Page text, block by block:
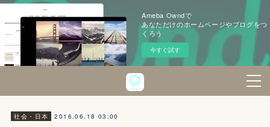
Ameba Owndで
あなただけのホームページやブログをつ
くろう
今すぐ試す
社会・日本 2016.06.18 03:00